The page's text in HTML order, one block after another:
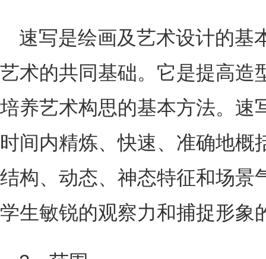
速写是绘画及艺术设计的基
艺术的共同基础。它是提高造
培养艺术构思的基本方法。速
时间内精炼、快速、准确地概
结构、动态、神态特征和场景
学生敏锐的观察力和捕捉形象